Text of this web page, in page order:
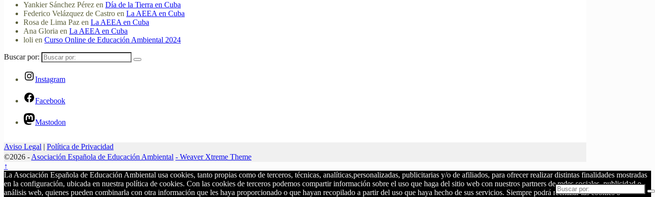
Buscar por:
Yankier Sánchez Pérez en Día de la Tierra en Cuba
Federico Velázquez de Castro en La AEEA en Cuba
Rosa de Lima Paz en La AEEA en Cuba
Ana Gloria en La AEEA en Cuba
loli en Curso Online de Educación Ambiental 2024
Buscar por:
Instagram
Facebook
Mastodon
Aviso Legal | Política de Privacidad
©2026 - Asociación Española de Educación Ambiental - Weaver Xtreme Theme
↑
La Asociación Española de Educación Ambiental usa cookies, tanto propias como de terceros, técnicas, analíticas,personalizadas, publicitarias y/o de afiliados, para ofrecer realizar distintas finalidades mostradas
en la configuración, ubicada en nuestra política de cookies. Con las cookies de terceros podemos compartir información sobre el uso que haga del sitio web con nuestros partners de redes sociales, publicidad o
análisis web, quienes pueden combinarla con otra información que les haya proporcionado o que hayan recopilado a partir del uso que haya hecho de sus servicios. Siempre podrá rechazar las cookies o